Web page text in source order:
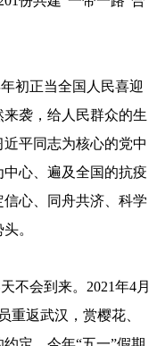
初正当全国人民喜迎
袭，给人民群众的生
平同志为核心的党中
心、遍及全国的抗疫
心、同舟共济、科学
。
不会到来。2021年4月
重返武汉，赏樱花、